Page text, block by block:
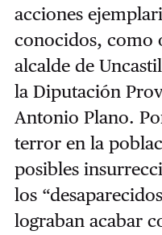
acciones
conocidos, como
alcalde de
la Diputación
Antonio Plano.
terror en la
posibles
los
lograban acabar